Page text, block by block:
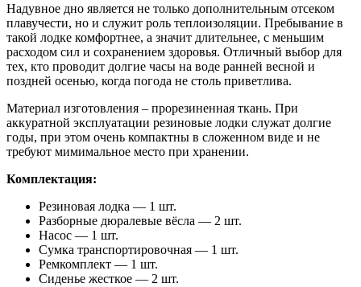
Надувное дно является не только дополнительным отсеком
плавучести, но и служит роль теплоизоляции. Пребывание в
такой лодке комфортнее, а значит длительнее, с меньшим
расходом сил и сохранением здоровья. Отличный выбор для
тех, кто проводит долгие часы на воде ранней весной и
поздней осенью, когда погода не столь приветлива.
Материал изготовления – прорезиненная ткань. При
аккуратной эксплуатации резиновые лодки служат долгие
годы, при этом очень компактны в сложенном виде и не
требуют мимимальное место при хранении.
Комплектация:
Резиновая лодка — 1 шт.
Разборные дюралевые вёсла — 2 шт.
Насос — 1 шт.
Сумка транспортировочная — 1 шт.
Ремкомплект — 1 шт.
Сиденье жесткое — 2 шт.